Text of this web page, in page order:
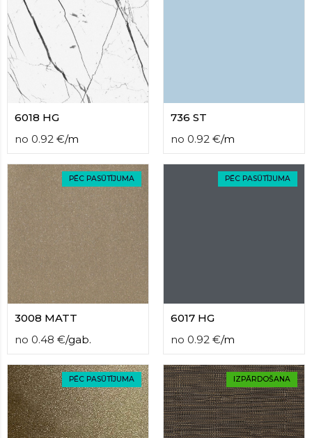
contact
form
moneyhublot.i
loved
this
fake
luxury
link
China
wholesale.
6018 HG
no 0.92 €/m
736 ST
no 0.92 €/m
PĒC PASŪTĪJUMA
3008 MATT
no 0.48 €/gab.
PĒC PASŪTĪJUMA
6017 HG
no 0.92 €/m
PĒC PASŪTĪJUMA IZPĀRDOŠANA